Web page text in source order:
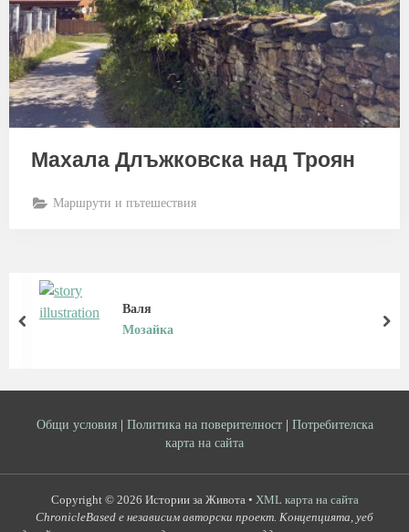
Махала Длъжковска над Троян
Маршрути и пътешествия
Валя
Мозайка
prev
Общи условия| Политика на поверителност| Потребителска
карта на сайта
Copyright © 2026 Истории за Живота • XML карта на сайта
ChronicleBased е независим авторски проект. Концепцията, уеб